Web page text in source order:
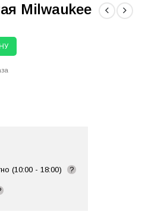
Milwaukee
(10:00 - 18:00) ?